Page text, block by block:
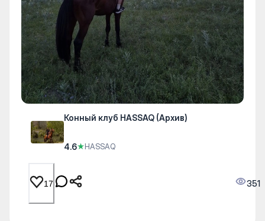
Конный клуб HASSAQ (Архив)
4.6★HASSAQ
17 351